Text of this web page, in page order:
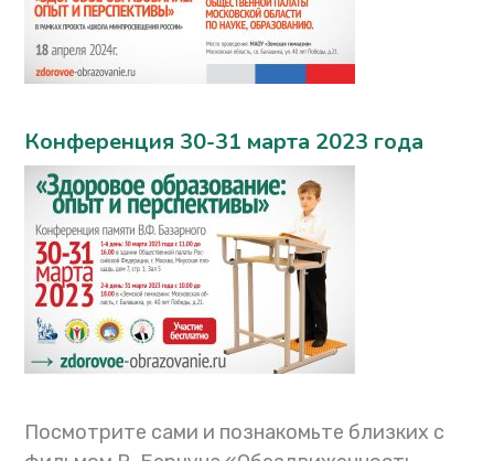
Конференция 30-31 марта 2023 года
Посмотрите сами и познакомьте близких с